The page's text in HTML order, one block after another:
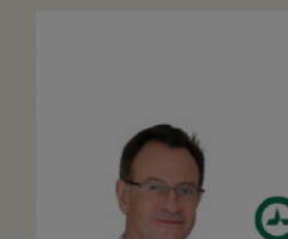
ASSURANCE
ESPACE